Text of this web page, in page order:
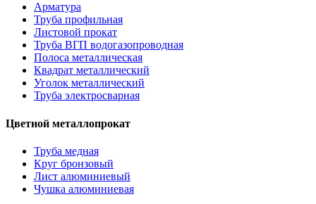
Арматура
Труба профильная
Листовой прокат
Труба ВГП водогазопроводная
Полоса металлическая
Квадрат металлический
Уголок металлический
Труба электросварная
Цветной металлопрокат
Труба медная
Круг бронзовый
Лист алюминиевый
Чушка алюминиевая